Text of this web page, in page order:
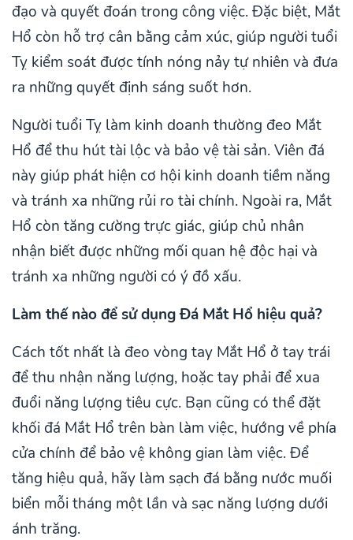
đạo và quyết đoán trong công việc. Đặc biệt, Mắt
Hổ còn hỗ trợ cân bằng cảm xúc, giúp người tuổi
Tỵ kiểm soát được tính nóng nảy tự nhiên và đưa
ra những quyết định sáng suốt hơn.
Người tuổi Tỵ làm kinh doanh thường đeo Mắt
Hổ để thu hút tài lộc và bảo vệ tài sản. Viên đá
này giúp phát hiện cơ hội kinh doanh tiềm năng
và tránh xa những rủi ro tài chính. Ngoài ra, Mắt
Hổ còn tăng cường trực giác, giúp chủ nhân
nhận biết được những mối quan hệ độc hại và
tránh xa những người có ý đồ xấu.
Làm thế nào để sử dụng Đá Mắt Hổ hiệu quả?
Cách tốt nhất là đeo vòng tay Mắt Hổ ở tay trái
để thu nhận năng lượng, hoặc tay phải để xua
đuổi năng lượng tiêu cực. Bạn cũng có thể đặt
khối đá Mắt Hổ trên bàn làm việc, hướng về phía
cửa chính để bảo vệ không gian làm việc. Để
tăng hiệu quả, hãy làm sạch đá bằng nước muối
biển mỗi tháng một lần và sạc năng lượng dưới
ánh trăng.